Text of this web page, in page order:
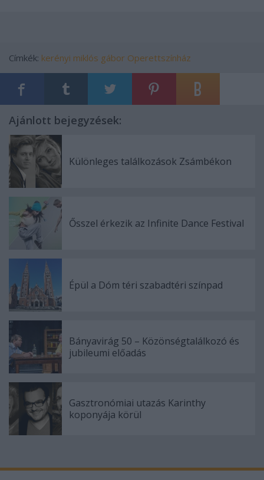
Címkék: kerényi miklós gábor Operettszínház
Ajánlott bejegyzések:
Különleges találkozások Zsámbékon
Ősszel érkezik az Infinite Dance Festival
Épül a Dóm téri szabadtéri színpad
Bányavirág 50 – Közönségtalálkozó és
jubileumi előadás
Gasztronómiai utazás Karinthy
koponyája körül